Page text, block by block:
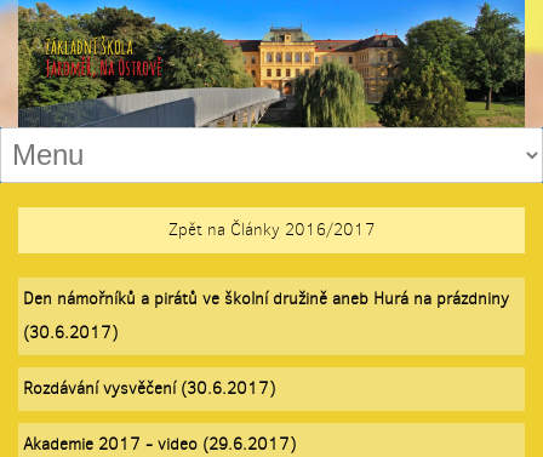
Zpět na Články 2016/2017
Den námořníků a pirátů ve školní družině aneb Hurá na prázdniny
(30.6.2017)
Rozdávání vysvěčení (30.6.2017)
Akademie 2017 - video (29.6.2017)